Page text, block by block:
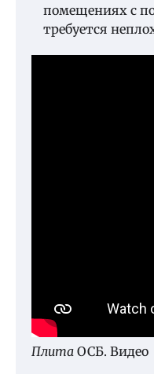
помещениях с
требуется
Плита ОСБ. Видео